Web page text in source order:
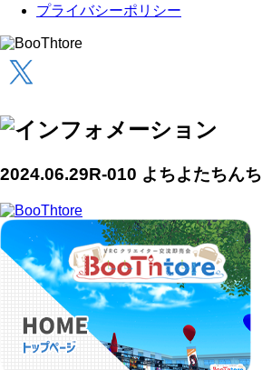
プライバシーポリシー
2024.06.29R-010 よちよたちんち